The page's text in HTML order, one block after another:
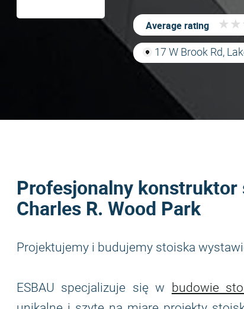
Average rating ★ ★
★ ★
17 W Brook Rd,
Profesjonalny
Charles R. Wood Park
Projektujemy i budujemy stoiska
ESBAU specjalizuje się w budowie